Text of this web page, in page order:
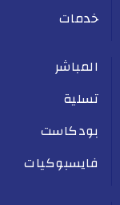
خدمات
المباشر
تسلية
بودكاست
فايسبوكيات